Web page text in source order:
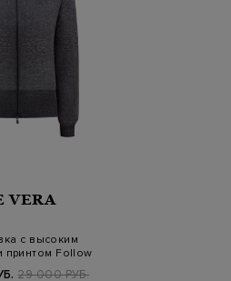
VERA
с высоким
принтом Follow
29 000 РУБ.